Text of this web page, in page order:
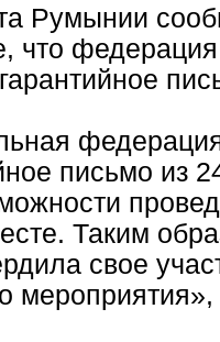
Румынии
что
письмо из
Таким
свое